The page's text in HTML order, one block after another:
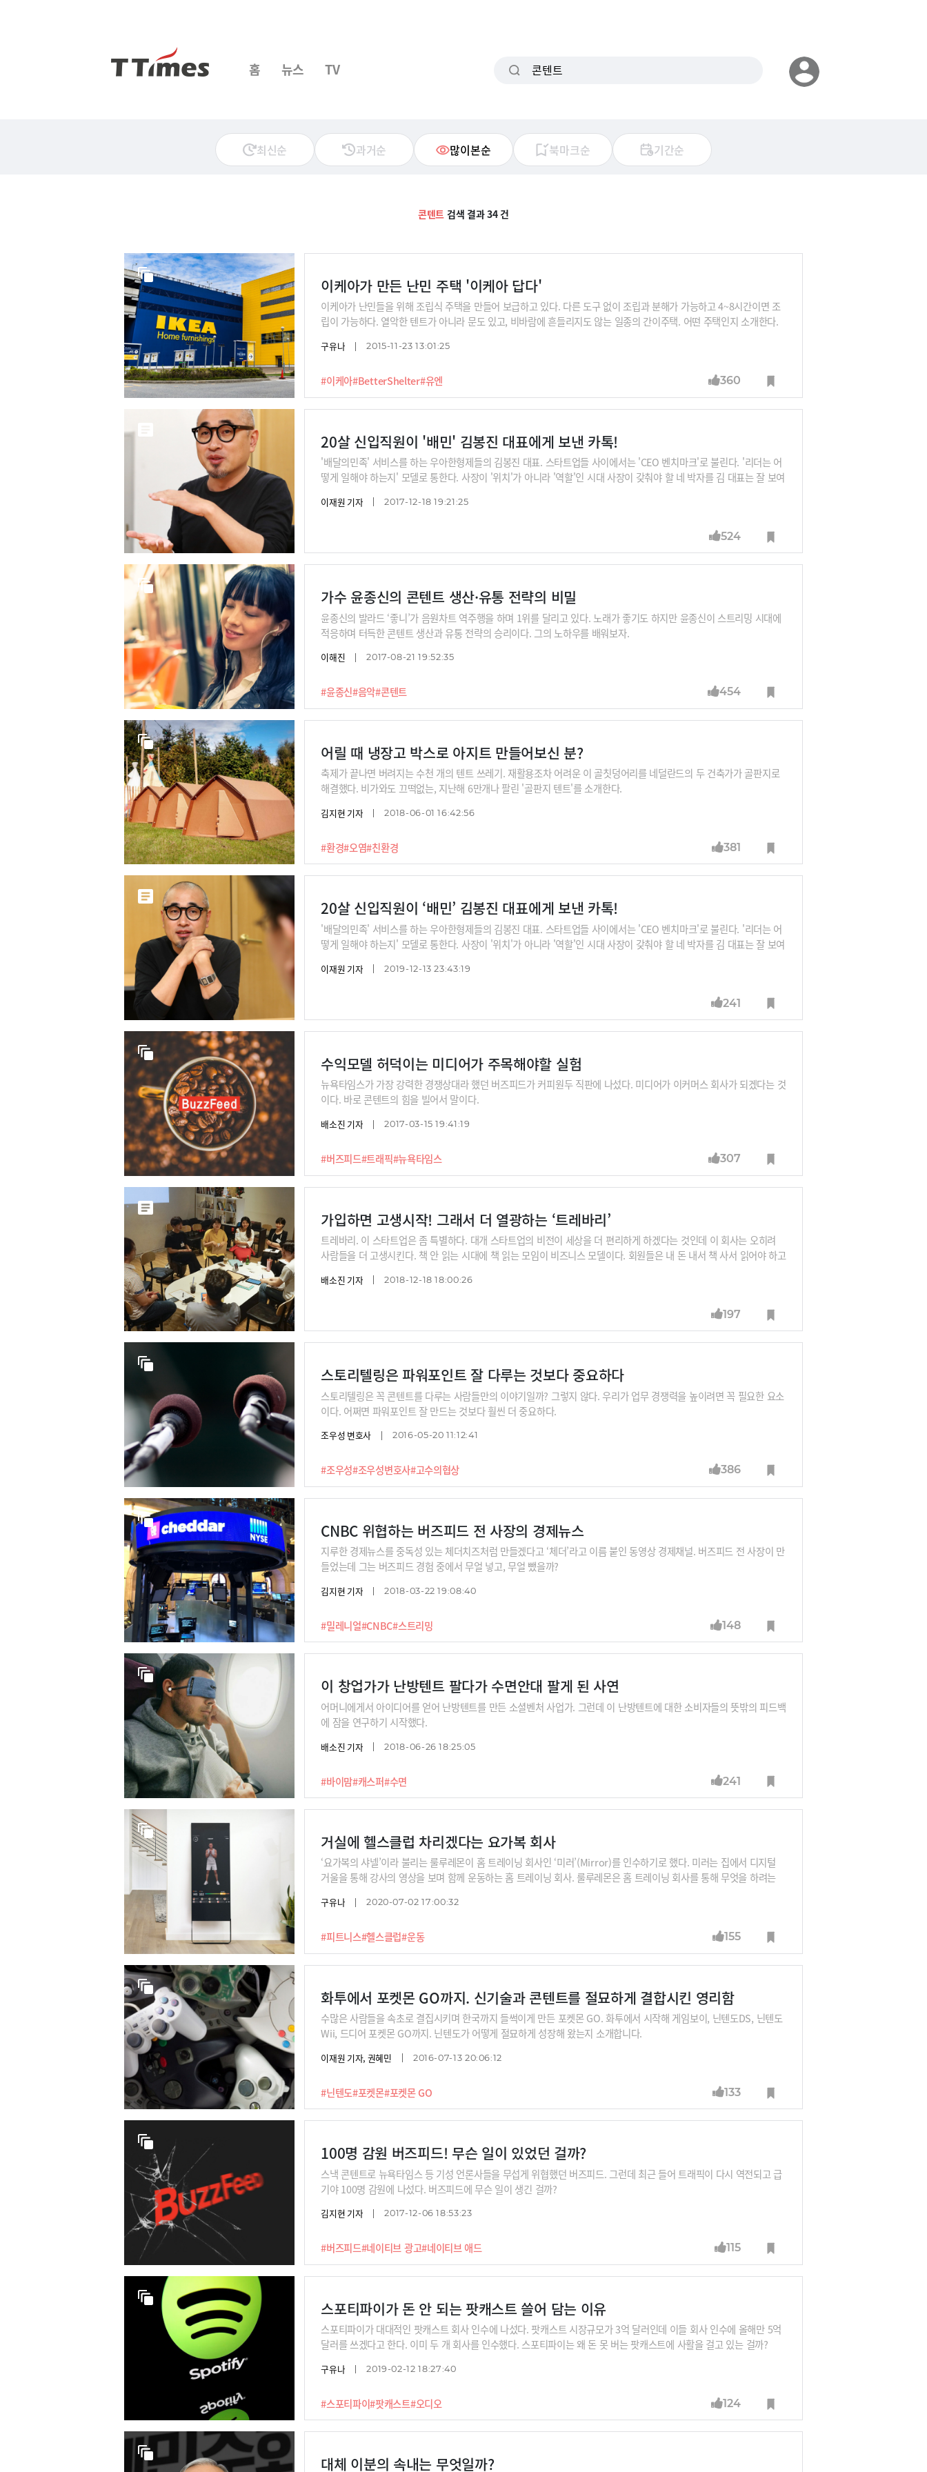
홈 뉴스 TV
최신순 과거순 많이본순 북마크순 기간순
콘텐트 검색 결과 34 건
이케아가 만든 난민 주택 '이케아 답다'
#이케아#BetterShelter#유엔
이케아가 난민들을 위해 조립식 주택을 만들어 보급하고 있다. 다른 도구 없이 조립과 분해가 가능하고 4~8시간이면 조
립이 가능하다. 열악한 텐트가 아니라 문도 있고, 비바람에 흔들리지도 않는 일종의 간이주택. 어떤 주택인지 소개한다.
구유나 2015-11-23 13:01:25
360
20살 신입직원이 '배민' 김봉진 대표에게 보낸 카톡!
'배달의민족' 서비스를 하는 우아한형제들의 김봉진 대표. 스타트업들 사이에서는 'CEO 벤치마크'로 불린다. '리더는 어
떻게 일해야 하는지' 모델로 통한다. 사장이 '위치'가 아니라 '역할'인 시대 사장이 갖춰야 할 네 박자를 김 대표는 잘 보여
짓 할 때 그가 나타나면 함께 딴 짓한다. 잘 쉰다. 최근 두 달 연락 두절하고 휴가 다녀왔다. 철학이 있다. 그는 리더의 역
이재원 기자 2017-12-18 19:21:25
524
가수 윤종신의 콘텐트 생산·유통 전략의 비밀
#윤종신#음악#콘텐트
윤종신의 발라드 ‘좋니’가 음원차트 역주행을 하며 1위를 달리고 있다. 노래가 좋기도 하지만 윤종신이 스트리밍 시대에
적응하며 터득한 콘텐트 생산과 유통 전략의 승리이다. 그의 노하우를 배워보자.
이해진 2017-08-21 19:52:35
454
어릴 때 냉장고 박스로 아지트 만들어보신 분?
#환경#오염#친환경
축제가 끝나면 버려지는 수천 개의 텐트 쓰레기. 재활용조차 어려운 이 골칫덩어리를 네덜란드의 두 건축가가 골판지로
해결했다. 비가와도 끄떡없는, 지난해 6만개나 팔린 '골판지 텐트'를 소개한다.
김지현 기자 2018-06-01 16:42:56
381
20살 신입직원이 ‘배민’ 김봉진 대표에게 보낸 카톡!
'배달의민족' 서비스를 하는 우아한형제들의 김봉진 대표. 스타트업들 사이에서는 'CEO 벤치마크'로 불린다. '리더는 어
떻게 일해야 하는지' 모델로 통한다. 사장이 '위치'가 아니라 '역할'인 시대 사장이 갖춰야 할 네 박자를 김 대표는 잘 보여
짓 할 때 그가 나타나면 함께 딴 짓한다. 잘 쉰다. 최근 두 달 연락 두절하고 휴가 다녀왔다. 철학이 있다. 그는 리더의 역
이재원 기자 2019-12-13 23:43:19
241
수익모델 허덕이는 미디어가 주목해야할 실험
#버즈피드#트래픽#뉴욕타임스
뉴욕타임스가 가장 강력한 경쟁상대라 했던 버즈피드가 커피원두 직판에 나섰다. 미디어가 이커머스 회사가 되겠다는 것
이다. 바로 콘텐트의 힘을 빌어서 말이다.
배소진 기자 2017-03-15 19:41:19
307
가입하면 고생시작! 그래서 더 열광하는 ‘트레바리’
트레바리. 이 스타트업은 좀 특별하다. 대개 스타트업의 비전이 세상을 더 편리하게 하겠다는 것인데 이 회사는 오히려
사람들을 더 고생시킨다. 책 안 읽는 시대에 책 읽는 모임이 비즈니스 모델이다. 회원들은 내 돈 내서 책 사서 읽어야 하고
레바리가 2015년 9~12월 처음으로 4개월짜리 시즌을 열었을 때만 해도 모임(클럽)수는 4개(80명)에 불과했다. 그러던
배소진 기자 2018-12-18 18:00:26
197
스토리텔링은 파워포인트 잘 다루는 것보다 중요하다
#조우성#조우성변호사#고수의협상
스토리텔링은 꼭 콘텐트를 다루는 사람들만의 이야기일까? 그렇지 않다. 우리가 업무 경쟁력을 높이려면 꼭 필요한 요소
이다. 어쩌면 파워포인트 잘 만드는 것보다 훨씬 더 중요하다.
조우성 변호사 2016-05-20 11:12:41
386
CNBC 위협하는 버즈피드 전 사장의 경제뉴스
#밀레니얼#CNBC#스트리밍
지루한 경제뉴스를 중독성 있는 체더치즈처럼 만들겠다고 ‘체더’라고 이름 붙인 동영상 경제채널. 버즈피드 전 사장이 만
들었는데 그는 버즈피드 경험 중에서 무얼 넣고, 무얼 뺐을까?
김지현 기자 2018-03-22 19:08:40
148
이 창업가가 난방텐트 팔다가 수면안대 팔게 된 사연
#바이맘#캐스퍼#수면
어머니에게서 아이디어를 얻어 난방텐트를 만든 소셜벤처 사업가. 그런데 이 난방텐트에 대한 소비자들의 뜻밖의 피드백
에 잠을 연구하기 시작했다.
배소진 기자 2018-06-26 18:25:05
241
거실에 헬스클럽 차리겠다는 요가복 회사
#피트니스#헬스클럽#운동
‘요가복의 샤넬’이라 불리는 룰루레몬이 홈 트레이닝 회사인 ‘미러’(Mirror)를 인수하기로 했다. 미러는 집에서 디지털
거울을 통해 강사의 영상을 보며 함께 운동하는 홈 트레이닝 회사. 룰루레몬은 홈 트레이닝 회사를 통해 무엇을 하려는
구유나 2020-07-02 17:00:32
155
화투에서 포켓몬 GO까지. 신기술과 콘텐트를 절묘하게 결합시킨 영리함
#닌텐도#포켓몬#포켓몬 GO
수많은 사람들을 속초로 결집시키며 한국까지 들썩이게 만든 포켓몬 GO. 화투에서 시작해 게임보이, 닌텐도DS, 닌텐도
Wii, 드디어 포켓몬 GO까지. 닌텐도가 어떻게 절묘하게 성장해 왔는지 소개합니다.
이재원 기자, 권혜민 2016-07-13 20:06:12
133
100명 감원 버즈피드! 무슨 일이 있었던 걸까?
#버즈피드#네이티브 광고#네이티브 애드
스낵 콘텐트로 뉴욕타임스 등 기성 언론사들을 무섭게 위협했던 버즈피드. 그런데 최근 들어 트래픽이 다시 역전되고 급
기야 100명 감원에 나섰다. 버즈피드에 무슨 일이 생긴 걸까?
김지현 기자 2017-12-06 18:53:23
115
스포티파이가 돈 안 되는 팟캐스트 쓸어 담는 이유
#스포티파이#팟캐스트#오디오
스포티파이가 대대적인 팟캐스트 회사 인수에 나섰다. 팟캐스트 시장규모가 3억 달러인데 이들 회사 인수에 올해만 5억
달러를 쓰겠다고 한다. 이미 두 개 회사를 인수했다. 스포티파이는 왜 돈 못 버는 팟캐스트에 사활을 걸고 있는 걸까?
구유나 2019-02-12 18:27:40
124
대체 이분의 속내는 무엇일까?